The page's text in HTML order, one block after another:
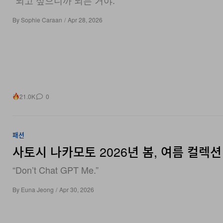
BySophie Caraan / Apr 28, 2026
사토시 나카모토 2026년 봄, 여름 컬렉
“Don’t Chat GPT Me.”
ByEuna Jeong / Apr 30, 2026